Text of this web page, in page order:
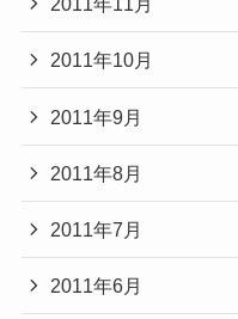
2011年10月
2011年9月
2011年8月
2011年7月
2011年6月